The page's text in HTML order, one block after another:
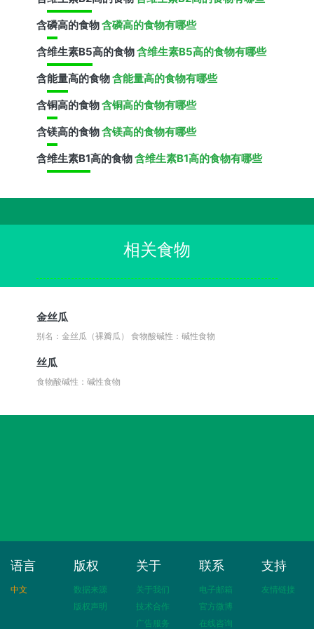
含磷高的食物含磷高的食物有哪些
含维生素B5高的食物含维生素B5高的食物有哪些
含能量高的食物含能量高的食物有哪些
含铜高的食物含铜高的食物有哪些
含镁高的食物含镁高的食物有哪些
含维生素B1高的食物含维生素B1高的食物有哪些
相关食物
金丝瓜
别名：金丝瓜（裸瓣瓜）食物酸碱性：碱性食物
丝瓜
食物酸碱性：碱性食物
语言
中文
版权
数据来源
版权声明
关于
关于我们
技术合作
广告服务
联系
电子邮箱
官方微博
在线咨询
支持
友情链接